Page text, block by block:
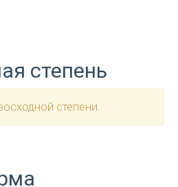
степень
степени.